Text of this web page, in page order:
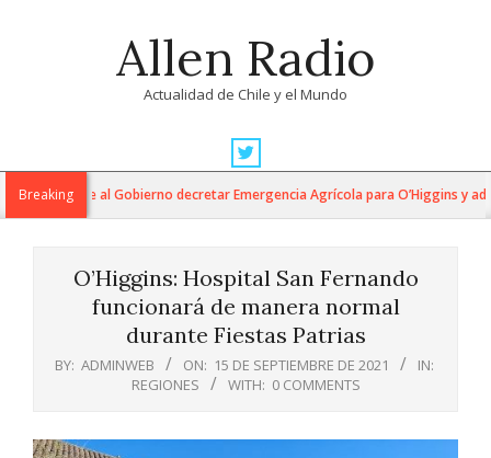
Allen Radio
Actualidad de Chile y el Mundo
Navigation
MenuBreakingexige al Gobierno decretar Emergencia Agrícola para O’Higgins y
O’Higgins: Hospital San Fernando
funcionará de manera normal
durante Fiestas Patrias
BY: ADMINWEB ON: 15 DE SEPTIEMBRE DE 2021
IN:
REGIONES
WITH: 0 COMMENTS